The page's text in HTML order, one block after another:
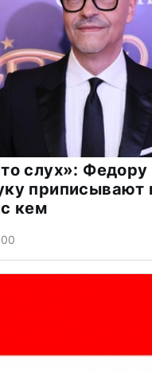
слух»: Федору
приписывают
кем